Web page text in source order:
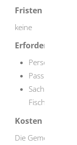
Fristen
keine
Erforderliche
Passbild
Fischerprüfung
Kosten
Die Gemeinden